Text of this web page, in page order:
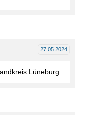
27.05.2024
Lüneburg